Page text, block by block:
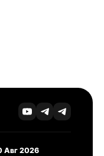
Авг 2026